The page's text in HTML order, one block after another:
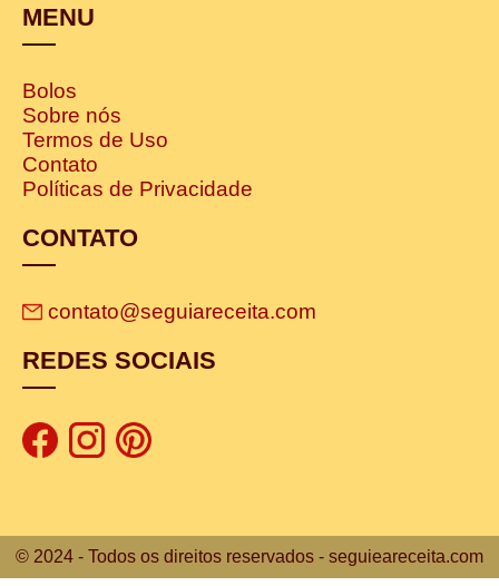
MENU
Bolos
Sobre nós
Termos de Uso
Contato
Políticas de Privacidade
CONTATO
contato@seguiareceita.com
REDES SOCIAIS
© 2024 - Todos os direitos reservados - seguieareceita.com